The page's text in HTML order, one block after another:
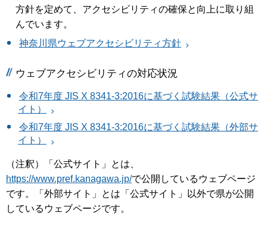
方針を定めて、アクセシビリティの確保と向上に取り組
んでいます。
神奈川県ウェブアクセシビリティ方針
ウェブアクセシビリティの対応状況
令和7年度 JIS X 8341-3:2016に基づく試験結果（公式サ
イト）
令和7年度 JIS X 8341-3:2016に基づく試験結果（外部サ
イト）
（注釈）「公式サイト」とは、
https://www.pref.kanagawa.jp/で公開しているウェブページ
です。「外部サイト」とは「公式サイト」以外で県が公開
しているウェブページです。